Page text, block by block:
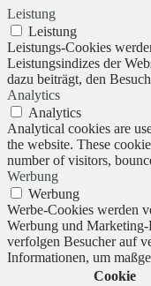
Leistung
Leistung
Leistungs-Cookies
Leistungsindizes der
dazu beiträgt, den
Analytics
Analytics
Analytical cookies are
the website. These
number of visitors,
Werbung
Werbung
Werbe-Cookies werden
Werbung und
verfolgen Besucher auf
Informationen, um
Cookie